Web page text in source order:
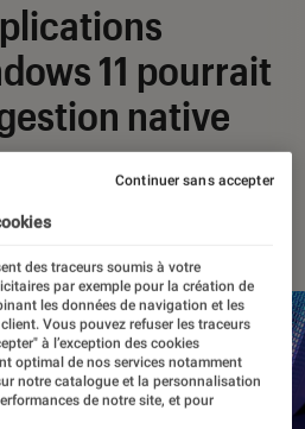
11 pourrait
native
Logerot
des traceurs soumis à votre
par exemple pour la création de
les données de navigation et les
Vous pouvez refuser les traceurs
à l’exception des cookies
optimal de nos services notamment
notre catalogue et la personnalisation
de notre site, et pour
Continuer sans accepter